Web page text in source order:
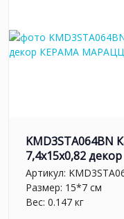
KMD3STA064BN
7,4x15x0,82 декор
Артикул:
Размер: 15*7 см
Вес: 0.147 кг